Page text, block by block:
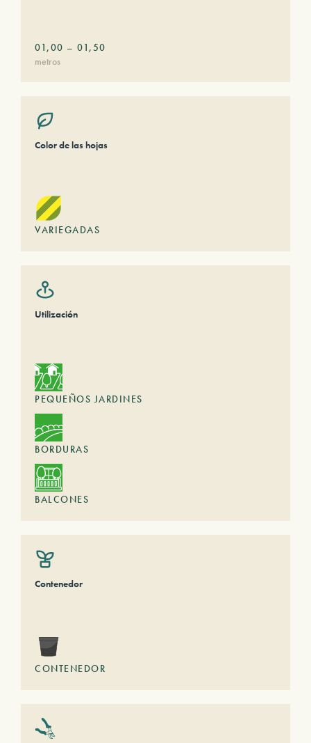
01,00 – 01,50
metros
Color de las hojas
VARIEGADAS
Utilización
PEQUEÑOS JARDINES
BORDURAS
BALCONES
Contenedor
CONTENEDOR